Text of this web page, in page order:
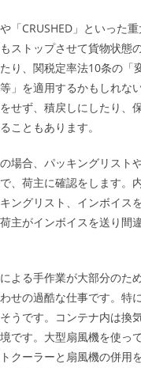
「CRUSHED」といった
ストップさせて貨物状態
り、関税定率法10条の「
」を適用するかもしれな
せず、積戻しにしたり、
こともあります。
場合、パッキングリスト
、荷主に確認をします。
ングリスト、インボイス
主がインボイスを送り間
よる手作業が大部分のた
せの過酷な仕事です。特
うです。コンテナ内は換
です。大型扇風機を使っ
クーラーと扇風機の併用